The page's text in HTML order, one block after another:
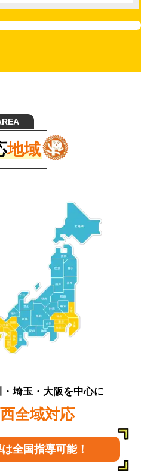
地域
埼玉・大阪を中心に
全域対応
全国指導可能！